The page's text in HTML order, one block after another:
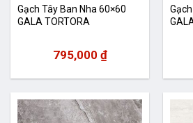
Gạch Tây Ban Nha 60×60
GALA TORTORA
795,000 ₫